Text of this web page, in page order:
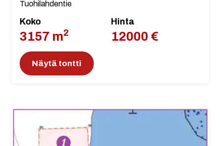
Tuohilahdentie
Koko
3157 m2
Hinta
12000 €
Näytä tontti